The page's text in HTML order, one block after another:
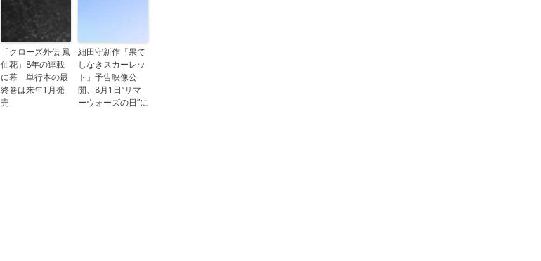
「クローズ外伝 鳳
仙花」8年の連載
に幕 単行本の最
終巻は来年1月発
売
細田守新作「果て
しなきスカーレッ
ト」予告映像公
開、8月1日“サマ
ーウォーズの日”に